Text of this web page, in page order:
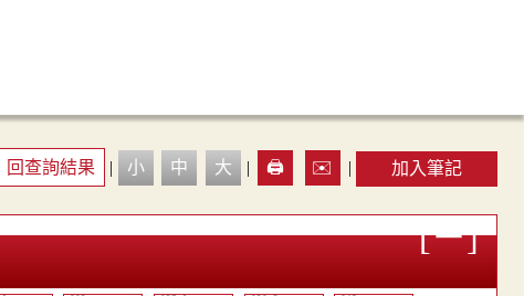
回查詢結果 | 小 中 大 | 🖨️ ✉️ | 加入筆記